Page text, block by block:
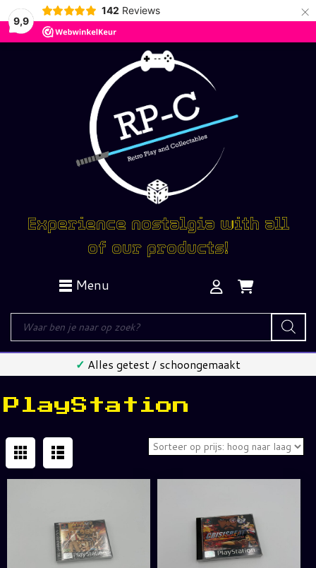
9,9
142 Reviews ×
Experience nostalgia with all
of our products!
Menu
Producten
zoeken
✓ Alles getest / schoongemaakt
PlayStation